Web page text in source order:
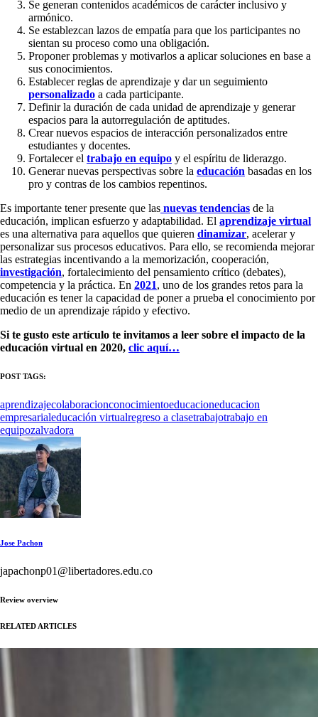
Se generan contenidos académicos de carácter inclusivo y
armónico.
Se establezcan lazos de empatía para que los participantes no
sientan su proceso como una obligación.
Proponer problemas y motivarlos a aplicar soluciones en base a
sus conocimientos.
Establecer reglas de aprendizaje y dar un seguimiento
personalizado a cada participante.
Definir la duración de cada unidad de aprendizaje y generar
espacios para la autorregulación de aptitudes.
Crear nuevos espacios de interacción personalizados entre
estudiantes y docentes.
Fortalecer el trabajo en equipo y el espíritu de liderazgo.
Generar nuevas perspectivas sobre la educación basadas en los
pro y contras de los cambios repentinos.
Es importante tener presente que las nuevas tendencias de la
educación, implican esfuerzo y adaptabilidad. El aprendizaje virtual
es una alternativa para aquellos que quieren dinamizar, acelerar y
personalizar sus procesos educativos. Para ello, se recomienda mejorar
las estrategias incentivando a la memorización, cooperación,
investigación, fortalecimiento del pensamiento crítico (debates),
competencia y la práctica. En 2021, uno de los grandes retos para la
educación es tener la capacidad de poner a prueba el conocimiento por
medio de un aprendizaje rápido y efectivo.
Si te gusto este artículo te invitamos a leer sobre el impacto de la
educación virtual en 2020, clic aquí…
POST TAGS:
aprendizajecolaboracionconocimientoeducacioneducacion
empresarialeducación virtualregreso a clasetrabajotrabajo en
equipozalvadora
Jose Pachon
japachonp01@libertadores.edu.co
Review overview
RELATED ARTICLES